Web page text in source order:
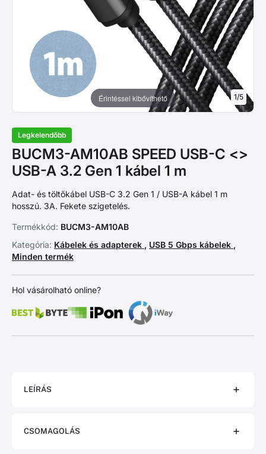
Érintéssel kibővíthető 1/5
Legkelendőbb
BUCM3-AM10AB SPEED USB-C <>
USB-A 3.2 Gen 1 kábel 1 m
Adat- és töltőkábel USB-C 3.2 Gen 1 / USB-A kábel 1 m
hosszú. 3A. Fekete szigetelés.
Termékkód: BUCM3-AM10AB
Kategória: Kábelek és adapterek , USB 5 Gbps kábelek ,
Minden termék
Hol vásárolható online?
LEÍRÁS
CSOMAGOLÁS